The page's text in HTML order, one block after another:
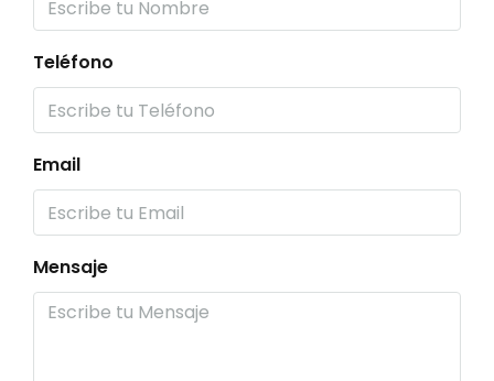
Teléfono
Email
Mensaje